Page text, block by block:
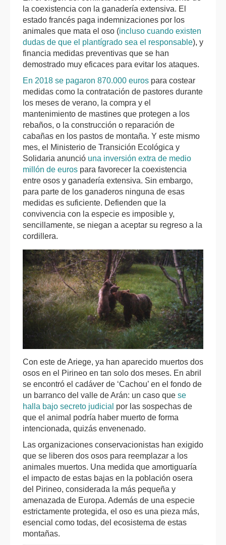
la coexistencia con la ganadería extensiva. El
estado francés paga indemnizaciones por los
animales que mata el oso (incluso cuando existen
dudas de que el plantígrado sea el responsable), y
financia medidas preventivas que se han
demostrado muy eficaces para evitar los ataques.
En 2018 se pagaron 870.000 euros para costear
medidas como la contratación de pastores durante
los meses de verano, la compra y el
mantenimiento de mastines que protegen a los
rebaños, o la construcción o reparación de
cabañas en los pastos de montaña. Y este mismo
mes, el Ministerio de Transición Ecológica y
Solidaria anunció una inversión extra de medio
millón de euros para favorecer la coexistencia
entre osos y ganadería extensiva. Sin embargo,
para parte de los ganaderos ninguna de esas
medidas es suficiente. Defienden que la
convivencia con la especie es imposible y,
sencillamente, se niegan a aceptar su regreso a la
cordillera.
Con este de Ariege, ya han aparecido muertos dos
osos en el Pirineo en tan solo dos meses. En abril
se encontró el cadáver de ‘Cachou’ en el fondo de
un barranco del valle de Arán: un caso que se
halla bajo secreto judicial por las sospechas de
que el animal podría haber muerto de forma
intencionada, quizás envenenado.
Las organizaciones conservacionistas han exigido
que se liberen dos osos para reemplazar a los
animales muertos. Una medida que amortiguaría
el impacto de estas bajas en la población osera
del Pirineo, considerada la más pequeña y
amenazada de Europa. Además de una especie
estrictamente protegida, el oso es una pieza más,
esencial como todas, del ecosistema de estas
montañas.